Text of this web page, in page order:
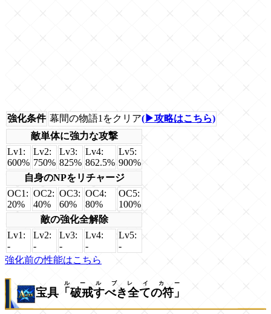
強化条件 幕間の物語1をクリア(▶攻略はこちら)
敵単体に強力な攻撃
Lv1:
600%
Lv2:
750%
Lv3:
825%
Lv4:
862.5%
Lv5:
900%
自身のNPをリチャージ
OC1:
20%
OC2:
40%
OC3:
60%
OC4:
80%
OC5:
100%
敵の強化全解除
Lv1:
-
Lv2:
-
Lv3:
-
Lv4:
-
Lv5:
-
強化前の性能はこちら
宝具 「破戒すべき全ての符」
ルールブレイカー